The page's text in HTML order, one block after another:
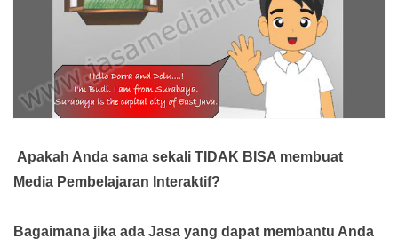
Apakah Anda sama sekali TIDAK BISA membuat
Media Pembelajaran Interaktif?
Bagaimana jika ada Jasa yang dapat membantu Anda